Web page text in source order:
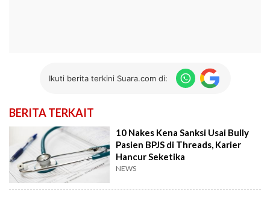
Ikuti berita terkini Suara.com di:
BERITA TERKAIT
10 Nakes Kena Sanksi Usai Bully
Pasien BPJS di Threads, Karier
Hancur Seketika
NEWS